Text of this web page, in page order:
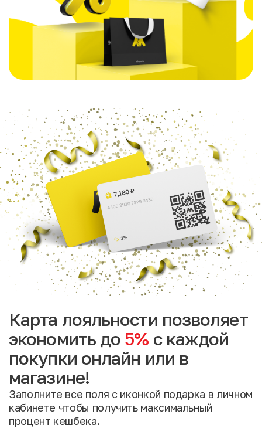
Карта лояльности позволяет
экономить до 5% с каждой
покупки онлайн или в
магазине!
Заполните все поля с иконкой подарка в личном
кабинете чтобы получить максимальный
процент кешбека.